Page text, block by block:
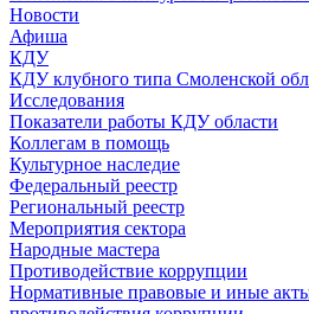
Новости
Афиша
КДУ
КДУ клубного типа Смоленской
Исследования
Показатели работы КДУ области
Коллегам в помощь
Культурное наследие
Федеральный реестр
Региональный реестр
Мероприятия сектора
Народные мастера
Противодействие коррупции
Нормативные правовые и иные